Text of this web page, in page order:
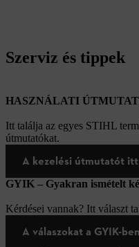
Szerviz és tippek
HASZNÁLATI
Itt találja az egyes STIHL
útmutatókat.
A kezelési útmutatót
GYIK – Gyakran ismételt
Kérdései vannak? Itt választ
A válaszokat a GYIK-